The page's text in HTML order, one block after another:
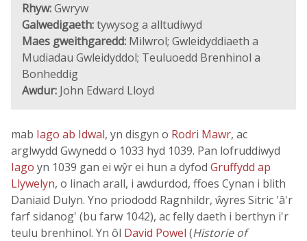
Rhyw:Gwryw
Galwedigaeth:tywysog a alltudiwyd
Maes gweithgaredd: Milwrol; Gwleidyddiaeth a
Mudiadau Gwleidyddol; Teuluoedd Brenhinol a
Bonheddig
Awdur: John Edward Lloyd
mab Iago ab Idwal, yn disgyn o Rodri Mawr, ac
arglwydd Gwynedd o 1033 hyd 1039. Pan lofruddiwyd
Iago yn 1039 gan ei wŷr ei hun a dyfod Gruffydd ap
Llywelyn, o linach arall, i awdurdod, ffoes Cynan i blith
Daniaid Dulyn. Yno priododd Ragnhildr, ŵyres Sitric 'â'r
farf sidanog' (bu farw 1042), ac felly daeth i berthyn i'r
teulu brenhinol. Yn ôl David Powel (Historie of